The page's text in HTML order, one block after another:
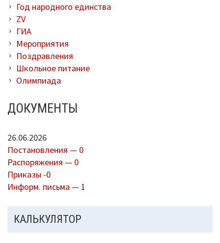
План мероприятий
Методические рекомендации
Контакты
Для сведения
Год народного единства
ZV
ГИА
Мероприятия
Поздравления
Школьное питание
Олимпиада
ДОКУМЕНТЫ
26.06.2026
Постановления — 0
Распоряжения — 0
Приказы -0
Информ. письма — 1
КАЛЬКУЛЯТОР